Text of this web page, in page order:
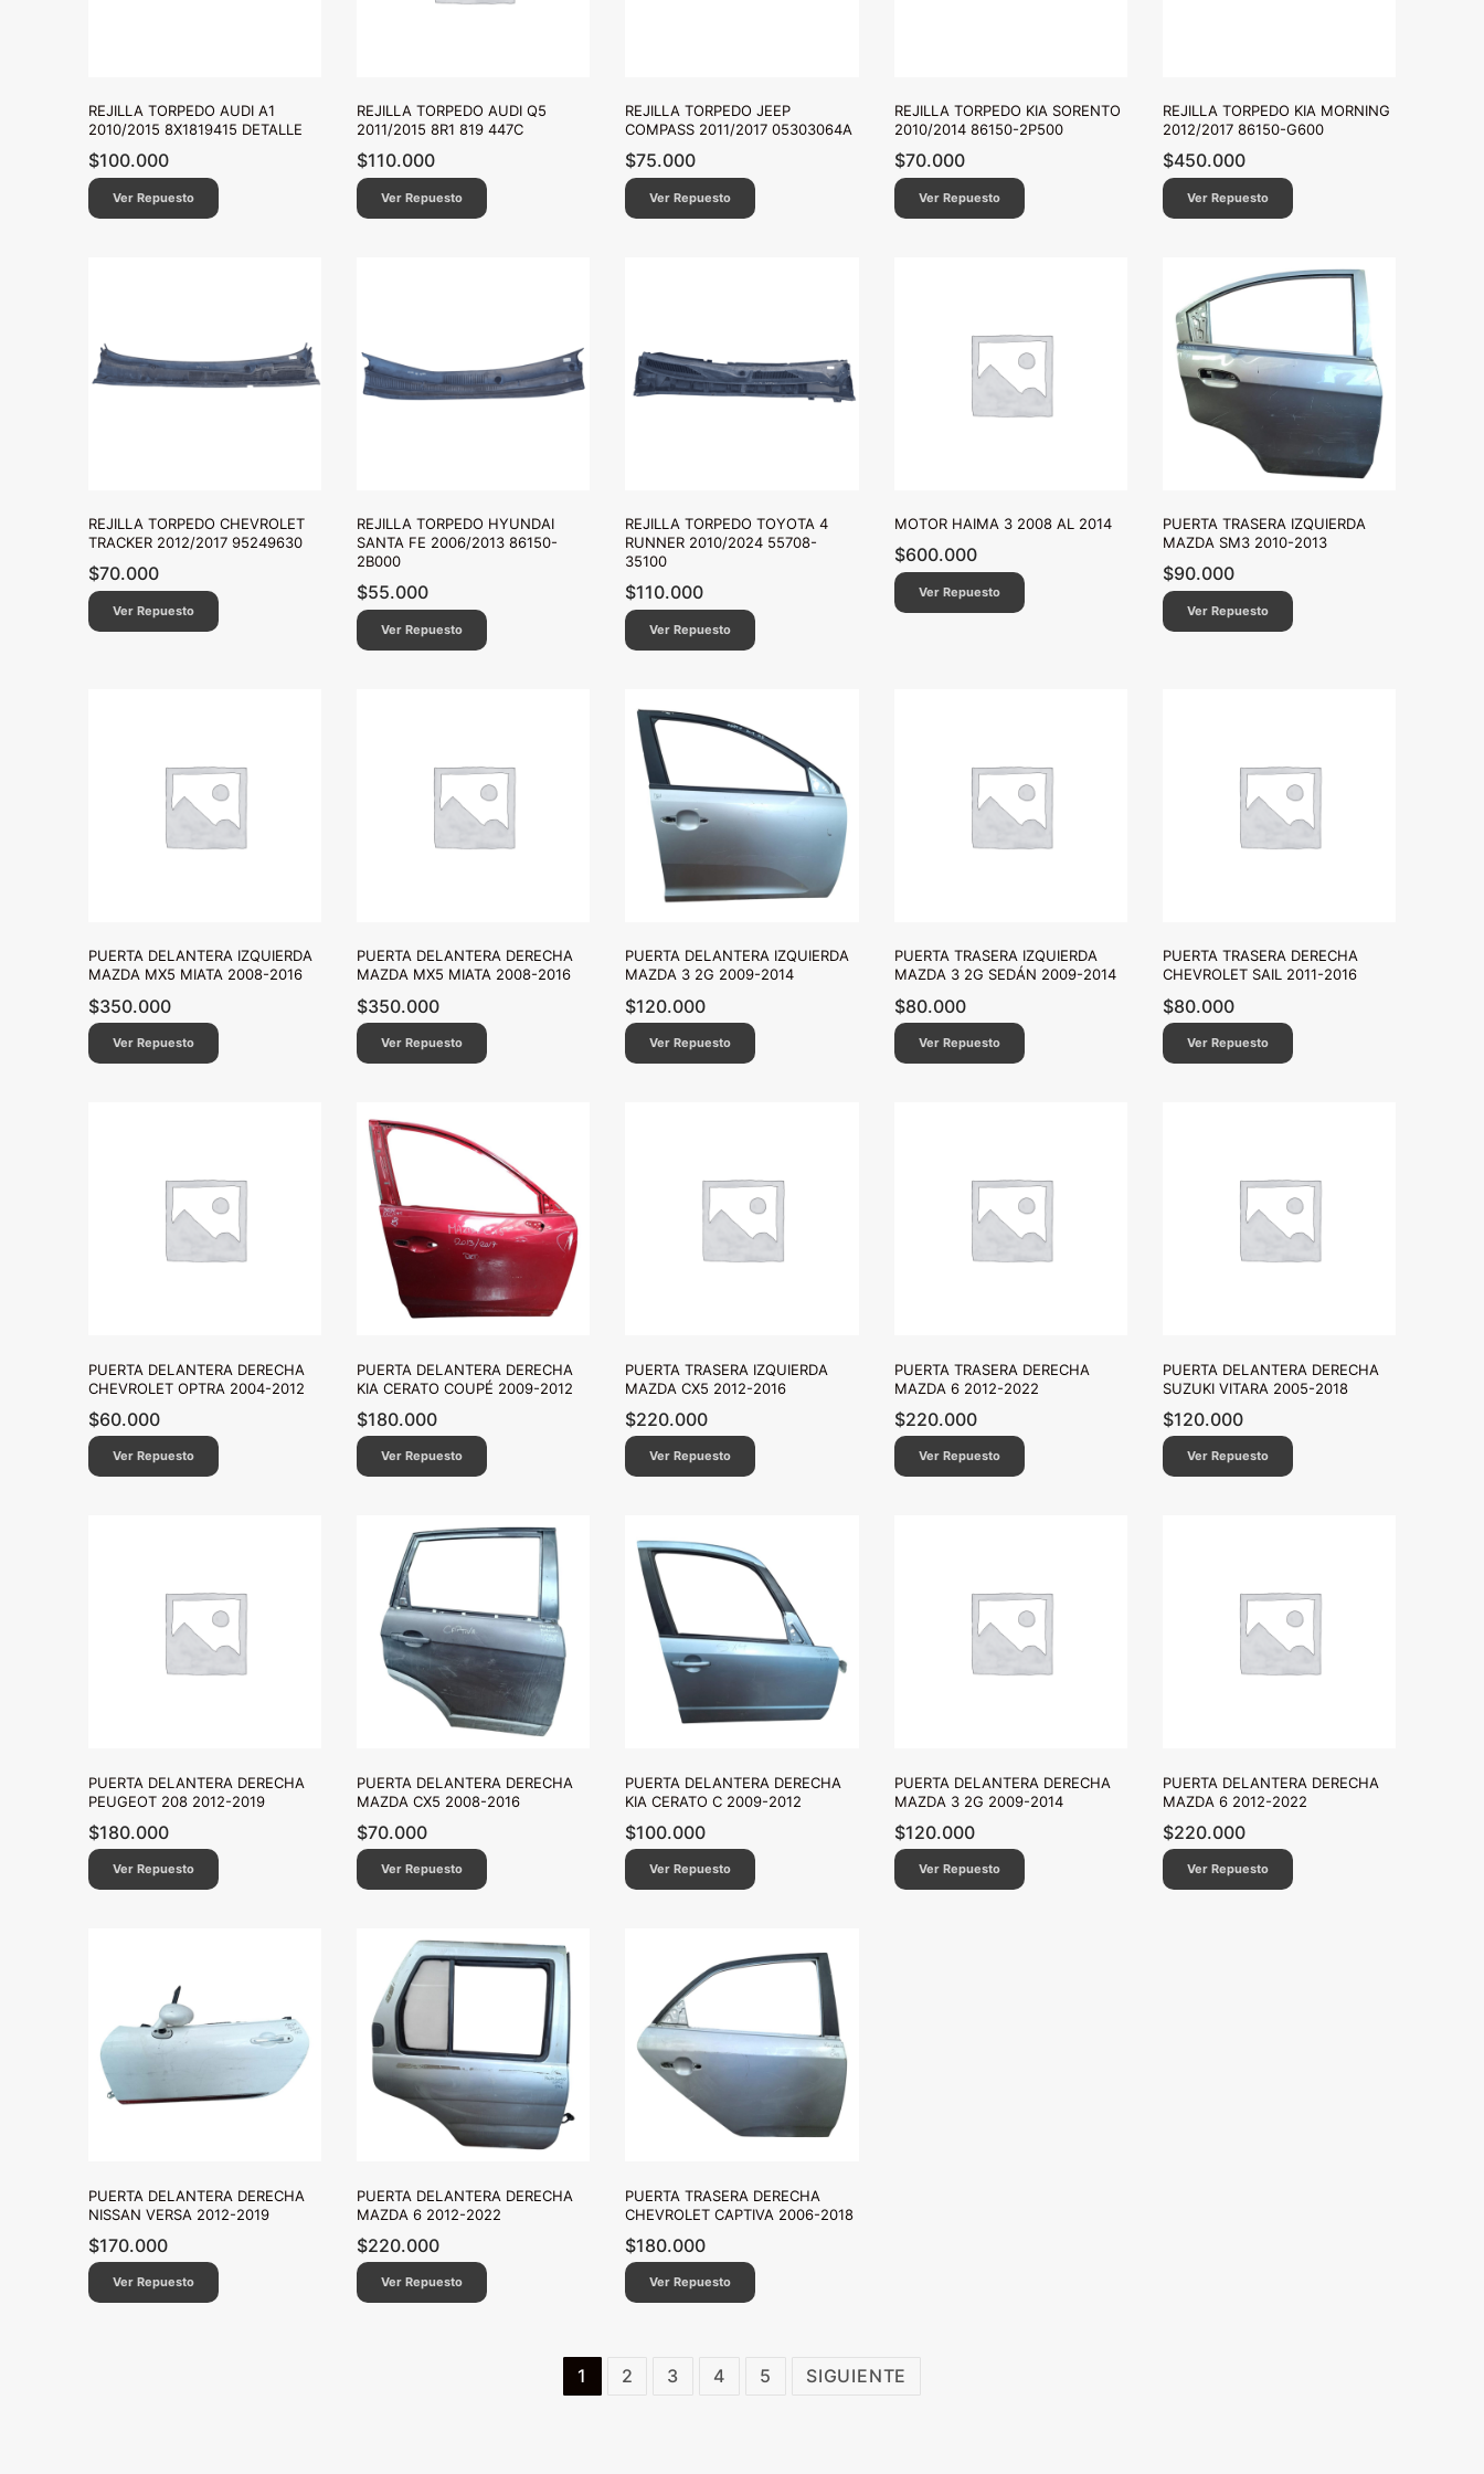
REJILLA TORPEDO AUDI A1
2010/2015 8X1819415 DETALLE
$100.000
Ver Repuesto
REJILLA TORPEDO AUDI Q5
2011/2015 8R1 819 447C
$110.000
Ver Repuesto
REJILLA TORPEDO JEEP
COMPASS 2011/2017 05303064A
$75.000
Ver Repuesto
REJILLA TORPEDO KIA SORENTO
2010/2014 86150-2P500
$70.000
Ver Repuesto
REJILLA TORPEDO KIA MORNING
2012/2017 86150-G600
$450.000
Ver Repuesto
REJILLA TORPEDO CHEVROLET
TRACKER 2012/2017 95249630
$70.000
Ver Repuesto
REJILLA TORPEDO HYUNDAI
SANTA FE 2006/2013 86150-
2B000
$55.000
Ver Repuesto
REJILLA TORPEDO TOYOTA 4
RUNNER 2010/2024 55708-
35100
$110.000
Ver Repuesto
MOTOR HAIMA 3 2008 AL 2014
$600.000
Ver Repuesto
PUERTA TRASERA IZQUIERDA
MAZDA SM3 2010-2013
$90.000
Ver Repuesto
PUERTA DELANTERA IZQUIERDA
MAZDA MX5 MIATA 2008-2016
$350.000
Ver Repuesto
PUERTA DELANTERA DERECHA
MAZDA MX5 MIATA 2008-2016
$350.000
Ver Repuesto
PUERTA DELANTERA IZQUIERDA
MAZDA 3 2G 2009-2014
$120.000
Ver Repuesto
PUERTA TRASERA IZQUIERDA
MAZDA 3 2G SEDÁN 2009-2014
$80.000
Ver Repuesto
PUERTA TRASERA DERECHA
CHEVROLET SAIL 2011-2016
$80.000
Ver Repuesto
PUERTA DELANTERA DERECHA
CHEVROLET OPTRA 2004-2012
$60.000
Ver Repuesto
PUERTA DELANTERA DERECHA
KIA CERATO COUPÉ 2009-2012
$180.000
Ver Repuesto
PUERTA TRASERA IZQUIERDA
MAZDA CX5 2012-2016
$220.000
Ver Repuesto
PUERTA TRASERA DERECHA
MAZDA 6 2012-2022
$220.000
Ver Repuesto
PUERTA DELANTERA DERECHA
SUZUKI VITARA 2005-2018
$120.000
Ver Repuesto
PUERTA DELANTERA DERECHA
PEUGEOT 208 2012-2019
$180.000
Ver Repuesto
PUERTA DELANTERA DERECHA
MAZDA CX5 2008-2016
$70.000
Ver Repuesto
PUERTA DELANTERA DERECHA
KIA CERATO C 2009-2012
$100.000
Ver Repuesto
PUERTA DELANTERA DERECHA
MAZDA 3 2G 2009-2014
$120.000
Ver Repuesto
PUERTA DELANTERA DERECHA
MAZDA 6 2012-2022
$220.000
Ver Repuesto
PUERTA DELANTERA DERECHA
NISSAN VERSA 2012-2019
$170.000
Ver Repuesto
PUERTA DELANTERA DERECHA
MAZDA 6 2012-2022
$220.000
Ver Repuesto
PUERTA TRASERA DERECHA
CHEVROLET CAPTIVA 2006-2018
$180.000
Ver Repuesto
1 2 3 4 5 SIGUIENTE